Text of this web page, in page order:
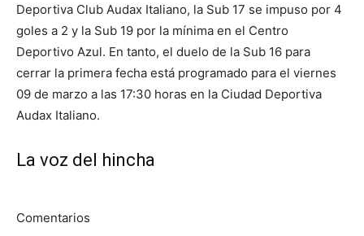
Deportiva Club Audax Italiano, la Sub 17 se impuso por 4
goles a 2 y la Sub 19 por la mínima en el Centro
Deportivo Azul. En tanto, el duelo de la Sub 16 para
cerrar la primera fecha está programado para el viernes
09 de marzo a las 17:30 horas en la Ciudad Deportiva
Audax Italiano.
La voz del hincha
Comentarios